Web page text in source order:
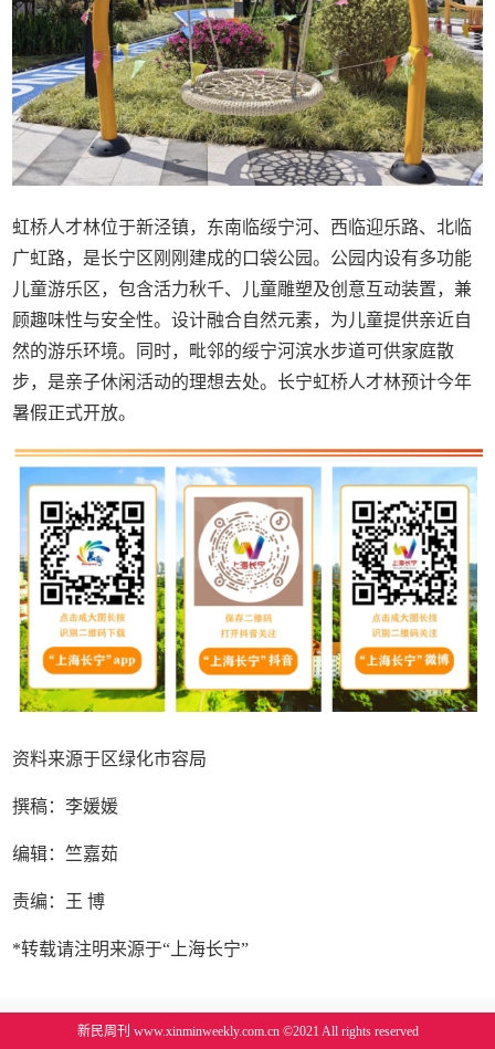
虹桥人才林位于新泾镇，东南临绥宁河、西临迎乐路、北临
广虹路，是长宁区刚刚建成的口袋公园。公园内设有多功能
儿童游乐区，包含活力秋千、儿童雕塑及创意互动装置，兼
顾趣味性与安全性。设计融合自然元素，为儿童提供亲近自
然的游乐环境。同时，毗邻的绥宁河滨水步道可供家庭散
步，是亲子休闲活动的理想去处。长宁虹桥人才林预计今年
暑假正式开放。
资料来源于区绿化市容局
撰稿：李媛媛
编辑：竺嘉茹
责编：王 博
*转载请注明来源于“上海长宁”
新民周刊 www.xinminweekly.com.cn ©2021 All rights reserved